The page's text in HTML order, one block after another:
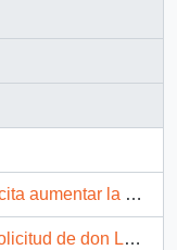
pensión de ex-alcaldes]
Ministerial de Trabajo y Previsión Social V Región]